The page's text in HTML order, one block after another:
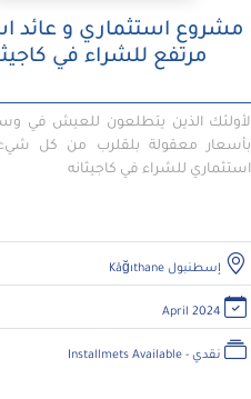
مشروع استثماري و عائد
مرتفع للشراء في
لأولئك الذين يتطلعون للعيش في
بأسعار معقولة بلقلرب من كل
استثماري للشراء في كاجيثانه
إسطنبول Kâğıthane
نقدي - Installmets Available